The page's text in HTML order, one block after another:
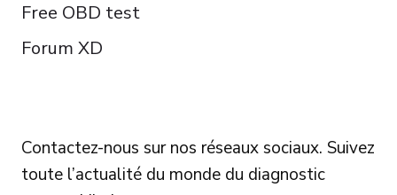
Free OBD test
Forum XD
Contactez-nous sur nos réseaux sociaux. Suivez
toute l’actualité du monde du diagnostic